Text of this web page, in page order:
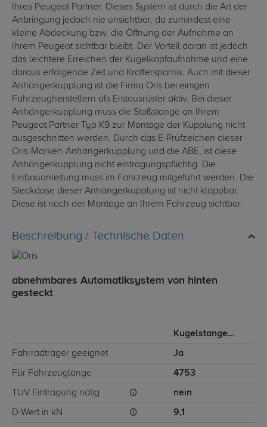
Ihres Peugeot Partner. Dieses System ist durch die Art der
Anbringung jedoch nie unsichtbar, da zumindest eine
kleine Abdeckung bzw. die Öffnung der Aufnahme an
Ihrem Peugeot sichtbar bleibt. Der Vorteil daran ist jedoch
das leichtere Erreichen der Kugelkopfaufnahme und eine
daraus erfolgende Zeit und Kraftersparnis. Auch mit dieser
Anhängerkupplung ist die Firma Oris bei einigen
Fahrzeugherstellern als Erstausrüster aktiv. Bei dieser
Anhängerkupplung muss die Stoßstange an Ihrem
Peugeot Partner Typ K9 zur Montage der Kupplung nicht
ausgeschnitten werden. Durch das E-Prüfzeichen dieser
Oris-Marken-Anhängerkupplung und die ABE, ist diese
Anhängerkupplung nicht eintragungspflichtig. Die
Einbauanleitung muss im Fahrzeug mitgeführt werden. Die
Steckdose dieser Anhängerkupplung ist nicht klappbar.
Diese ist nach der Montage an Ihrem Fahrzeug sichtbar.
Technische Daten
abnehmbares Automatiksystem von hinten
gesteckt
Kugelstange von hinten gesteckt
Fahrradträger geeignet Ja
Für Fahrzeuglänge 4753
TÜV Eintragung nötig nein
D-Wert in kN 9,1